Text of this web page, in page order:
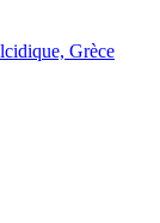
Grèce